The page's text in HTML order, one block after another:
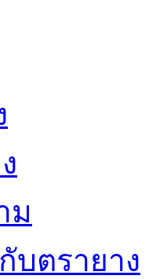
ม
บตรายาง